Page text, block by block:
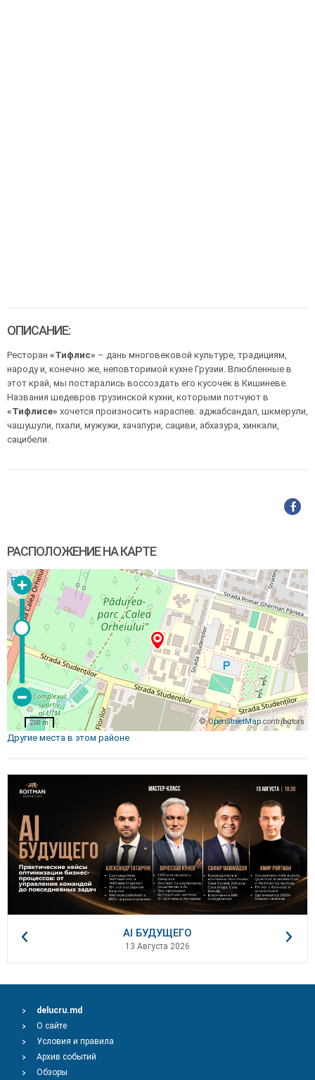
ОПИСАНИЕ:
Ресторан «Тифлис» – дань многовековой культуре, традициям,
народу и, конечно же, неповторимой кухне Грузии. Влюбленные в
этот край, мы постарались воссоздать его кусочек в Кишиневе.
Названия шедевров грузинской кухни, которыми потчуют в
«Тифлисе» хочется произносить нараспев: аджабсандал, шкмерули,
чашушули, пхали, мужужи, хачапури, сациви, абхазура, хинкали,
сацибели.
РАСПОЛОЖЕНИЕ НА КАРТЕ
©OpenStreetMapcontributors
200 m
Другие места в этом районе
AI БУДУЩЕГО
13 Августа 2026
delucru.md
О сайте
Условия и правила
Архив событий
Обзоры